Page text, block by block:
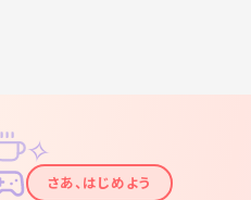
✦
✧
さあ、はじめよう